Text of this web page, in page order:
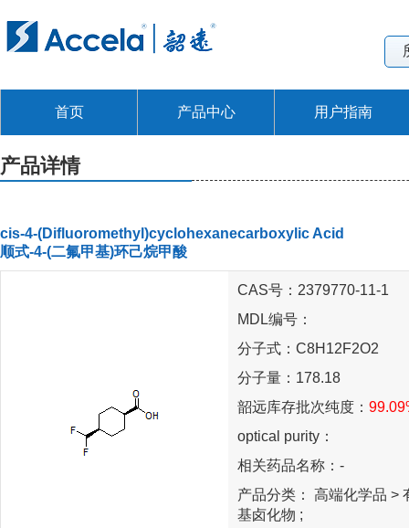
首页 产品中心 用户指南
产品详情
cis-4-(Difluoromethyl)cyclohexanecarboxylic Acid
顺式-4-(二氟甲基)环己烷甲酸
CAS号：2379770-11-1
MDL编号：
分子式：C8H12F2O2
分子量：178.18
韶远库存批次纯度：
optical purity：
相关药品名称：-
产品分类： 高端化学品 >
基卤化物 ;